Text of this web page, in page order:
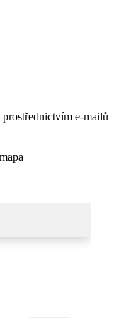
prostřednictvím e-mailů